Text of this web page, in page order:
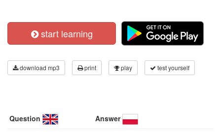
start learning
download mp3 print play test yourself
Question Answer